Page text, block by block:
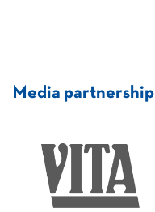
Media partnership